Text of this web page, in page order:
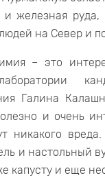
и железная
на Север и
– это
Галина
и очень
никакого вреда.
и настольный
капусту и еще